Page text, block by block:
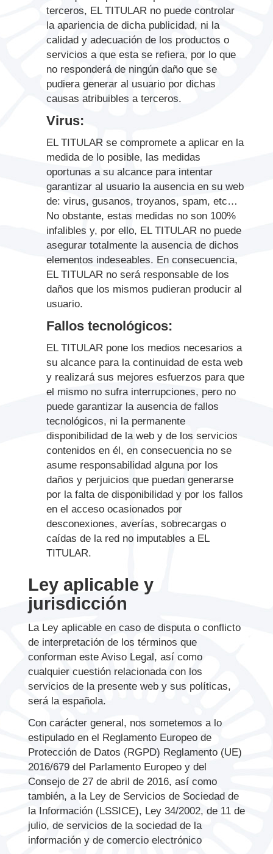
terceros, EL TITULAR no puede controlar
la apariencia de dicha publicidad, ni la
calidad y adecuación de los productos o
servicios a que esta se refiera, por lo que
no responderá de ningún daño que se
pudiera generar al usuario por dichas
causas atribuibles a terceros.
Virus:
EL TITULAR se compromete a aplicar en la
medida de lo posible, las medidas
oportunas a su alcance para intentar
garantizar al usuario la ausencia en su web
de: virus, gusanos, troyanos, spam, etc…
No obstante, estas medidas no son 100%
infalibles y, por ello, EL TITULAR no puede
asegurar totalmente la ausencia de dichos
elementos indeseables. En consecuencia,
EL TITULAR no será responsable de los
daños que los mismos pudieran producir al
usuario.
Fallos tecnológicos:
EL TITULAR pone los medios necesarios a
su alcance para la continuidad de esta web
y realizará sus mejores esfuerzos para que
el mismo no sufra interrupciones, pero no
puede garantizar la ausencia de fallos
tecnológicos, ni la permanente
disponibilidad de la web y de los servicios
contenidos en él, en consecuencia no se
asume responsabilidad alguna por los
daños y perjuicios que puedan generarse
por la falta de disponibilidad y por los fallos
en el acceso ocasionados por
desconexiones, averías, sobrecargas o
caídas de la red no imputables a EL
TITULAR.
Ley aplicable y
jurisdicción
La Ley aplicable en caso de disputa o conflicto
de interpretación de los términos que
conforman este Aviso Legal, así como
cualquier cuestión relacionada con los
servicios de la presente web y sus políticas,
será la española.
Con carácter general, nos sometemos a lo
estipulado en el Reglamento Europeo de
Protección de Datos (RGPD) Reglamento (UE)
2016/679 del Parlamento Europeo y del
Consejo de 27 de abril de 2016, así como
también, a la Ley de Servicios de Sociedad de
la Información (LSSICE), Ley 34/2002, de 11 de
julio, de servicios de la sociedad de la
información y de comercio electrónico